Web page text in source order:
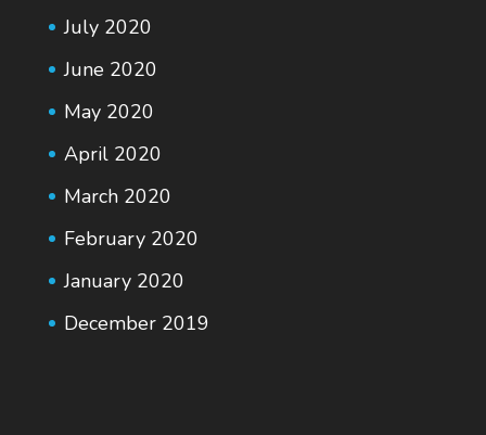
July 2020
June 2020
May 2020
April 2020
March 2020
February 2020
January 2020
December 2019